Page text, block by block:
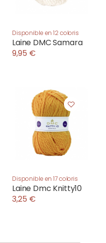
Disponible en 12 coloris
Laine DMC Samara
9,95 €
Disponible en 17 coloris
Laine Dmc Knitty10
3,25 €